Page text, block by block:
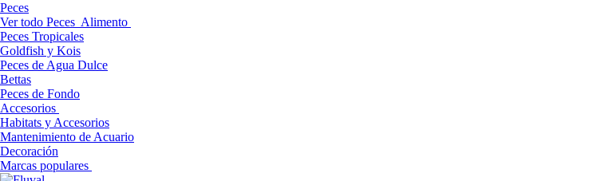
Peces
Ver todo Peces Alimento
Peces Tropicales
Goldfish y Kois
Peces de Agua Dulce
Bettas
Peces de Fondo
Accesorios
Habitats y Accesorios
Mantenimiento de Acuario
Decoración
Marcas populares